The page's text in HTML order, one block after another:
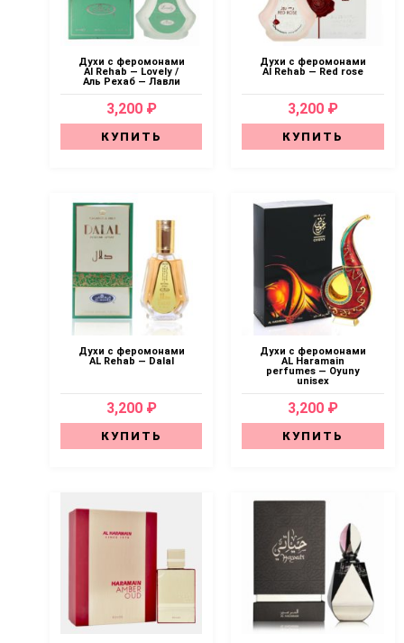
Духи с феромонами
Al Rehab — Lovely /
Аль Рехаб — Лавли
3,200 ₽
КУПИТЬ
Духи с феромонами
Al Rehab — Red rose
3,200 ₽
КУПИТЬ
Духи с феромонами
AL Rehab — Dalal
3,200 ₽
КУПИТЬ
Духи с феромонами
AL Haramain
perfumes — Oyuny
unisex
3,200 ₽
КУПИТЬ